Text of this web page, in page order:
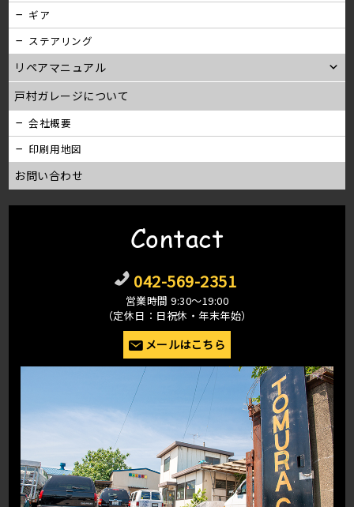
ギア
ステアリング
リペアマニュアル
戸村ガレージについて
会社概要
印刷用地図
お問い合わせ
Contact
042-569-2351
営業時間 9:30〜19:00
（定休日：日祝休・年末年始）
メールはこちら